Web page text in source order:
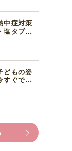
中症対策
塩タブレ
どもの姿
すぐでき